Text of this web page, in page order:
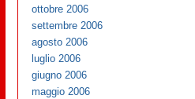
ottobre 2006
settembre 2006
agosto 2006
luglio 2006
giugno 2006
maggio 2006